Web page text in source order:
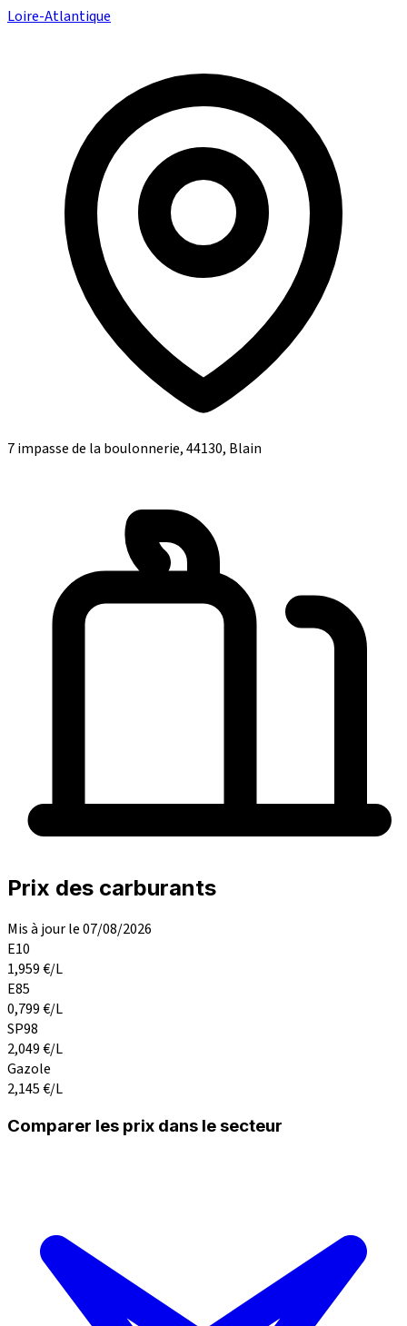
Loire-Atlantique
7 impasse de la boulonnerie, 44130, Blain
Prix des carburants
Mis à jour le 07/08/2026
E10
1,959€/L
E85
0,799€/L
SP98
2,049€/L
Gazole
2,145€/L
Comparer les prix dans le secteur